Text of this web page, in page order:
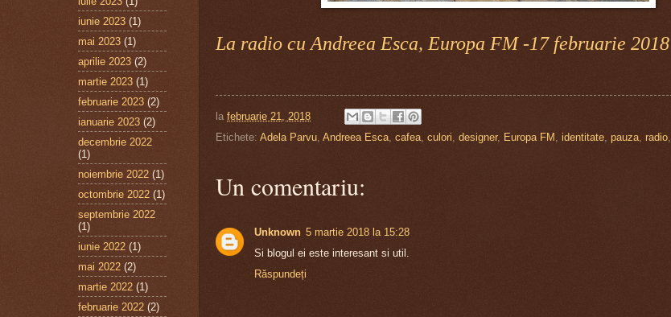
La radio cu Andreea Esca, Europa FM -17 februarie 2018
la februarie 21, 2018
Etichete: Adela Parvu, Andreea Esca, cafea, culori, designer, Europa FM , identitate, pauza, radio,
Un comentariu:
Unknown 5 martie 2018 la 15:28
Si blogul ei este interesant si util.
Răspundeți
iunie 2023 (1)
mai 2023 (1)
aprilie 2023 (2)
martie 2023 (1)
februarie 2023 (2)
ianuarie 2023 (2)
decembrie 2022
(1)
noiembrie 2022 (1)
octombrie 2022 (1)
septembrie 2022
(1)
iunie 2022 (1)
mai 2022 (2)
martie 2022 (1)
februarie 2022 (2)